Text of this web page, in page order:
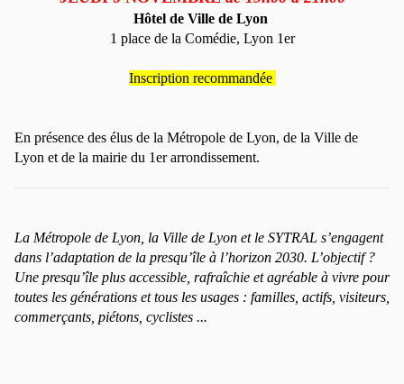
Hôtel de Ville de Lyon
1 place de la Comédie, Lyon 1er
Inscription recommandée
En présence des élus de la Métropole de Lyon, de la Ville de
Lyon et de la mairie du 1er arrondissement.
La Métropole de Lyon, la Ville de Lyon et le SYTRAL s’engagent
dans l’adaptation de la presqu’île à l’horizon 2030. L’objectif ?
Une presqu’île plus accessible, rafraîchie et agréable à vivre pour
toutes les générations et tous les usages : familles, actifs, visiteurs,
commerçants, piétons, cyclistes ...